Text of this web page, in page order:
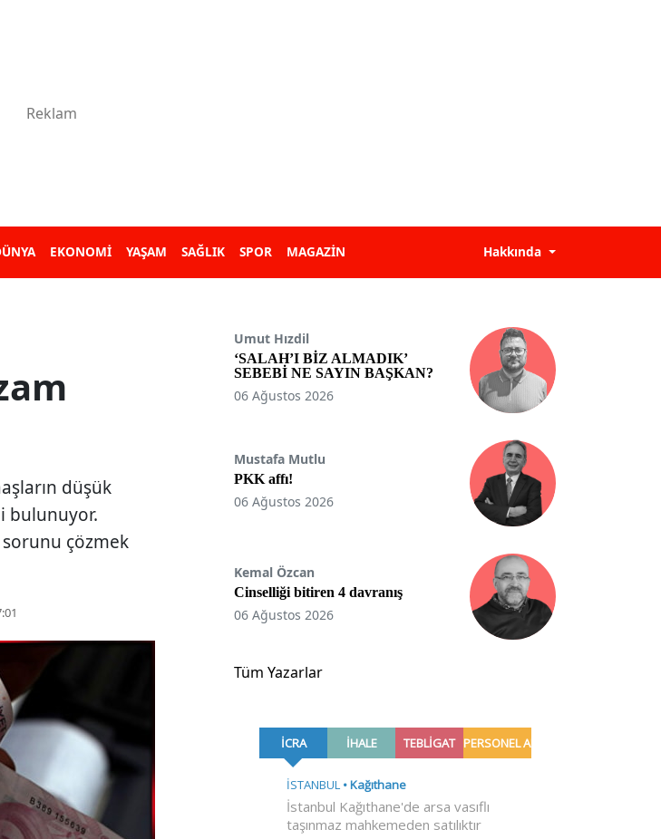
EKONOMİ YAŞAM SAĞLIK SPOR MAGAZİN Hakkında
düşük
bulunuyor.
çözmek
Umut Hızdil
‘SALAH’I BİZ ALMADIK’
SEBEBİ NE SAYIN BAŞKAN?
06 Ağustos 2026
Mustafa Mutlu
PKK affı!
06 Ağustos 2026
Kemal Özcan
Cinselliği bitiren 4 davranış
06 Ağustos 2026
Tüm Yazarlar